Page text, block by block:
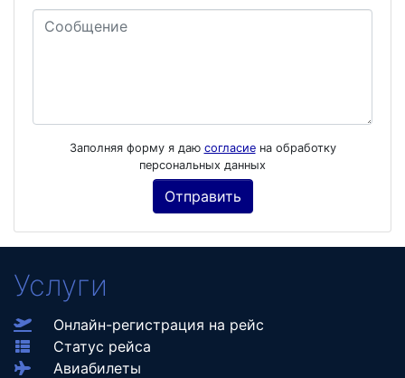
Заполняя форму я даю согласиена обработку
персональных данных
Услуги
Онлайн-регистрация на рейс
Статус рейса
Авиабилеты